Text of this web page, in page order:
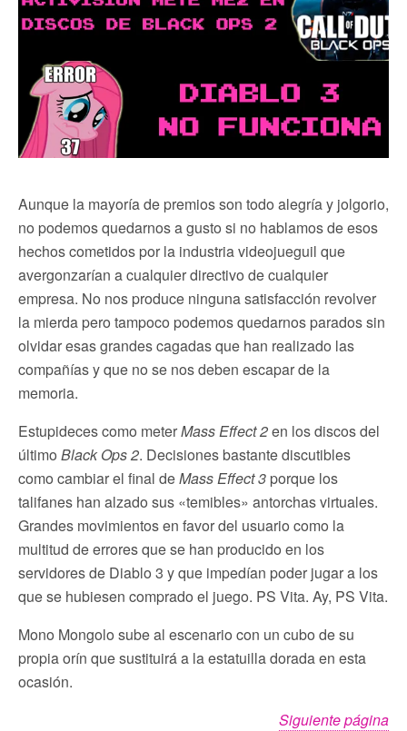
Aunque la mayoría de premios son todo alegría y jolgorio,
no podemos quedarnos a gusto si no hablamos de esos
hechos cometidos por la industria videojueguil que
avergonzarían a cualquier directivo de cualquier
empresa. No nos produce ninguna satisfacción revolver
la mierda pero tampoco podemos quedarnos parados sin
olvidar esas grandes cagadas que han realizado las
compañías y que no se nos deben escapar de la
memoria.
Estupideces como meterMass Effect 2en los discos del
último Black Ops 2. Decisiones bastante discutibles
como cambiar el final deMass Effect 3 porque los
talifanes han alzado sus «temibles» antorchas virtuales.
Grandes movimientos en favor del usuario como la
multitud de errores que se han producido en los
servidores de Diablo 3 y que impedían poder jugar a los
que se hubiesen comprado el juego. PS Vita. Ay, PS Vita.
Mono Mongolo sube al escenario con un cubo de su
propia orín que sustituirá a la estatuilla dorada en esta
ocasión.
Siguiente página